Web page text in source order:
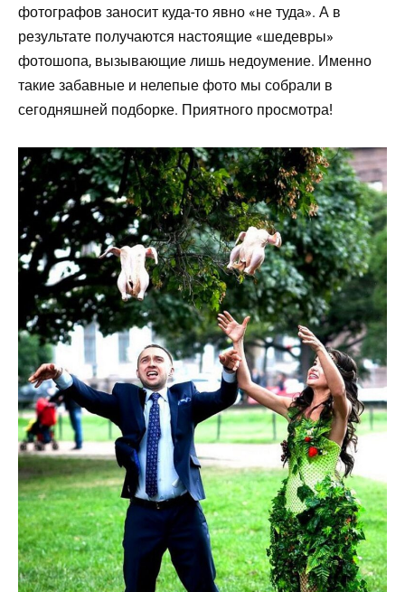
фотографов заносит куда-то явно «не туда». А в
результате получаются настоящие «шедевры»
фотошопа, вызывающие лишь недоумение. Именно
такие забавные и нелепые фото мы собрали в
сегодняшней подборке. Приятного просмотра!